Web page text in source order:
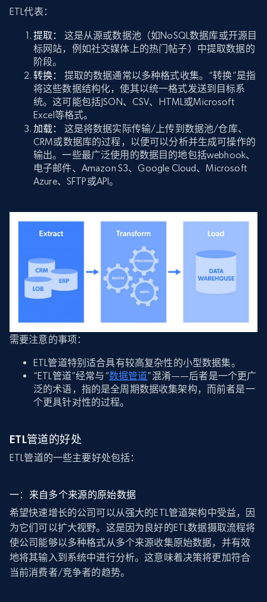
ETL代表：
提取：
这是从源或数据池（如NoSQL数据库或开源目
标网站，例如社交媒体上的热门帖子）中提取数据的
阶段。
转换：
提取的数据通常以多种格式收集。“转换”是指
将这些数据结构化，使其以统一格式发送到目标系
统。这可能包括JSON、CSV、HTML或Microsoft
Excel等格式。
加载：
这是将数据实际传输/上传到数据池/仓库、
CRM或数据库的过程，以便可以分析并生成可操作的
输出。一些最广泛使用的数据目的地包括webhook、
电子邮件、Amazon S3、Google Cloud、Microsoft
Azure、SFTP或API。
需要注意的事项：
ETL管道特别适合具有较高复杂性的小型数据集。
“ETL管道”经常与“数据管道”混淆——后者是一个更广
泛的术语，指的是全周期数据收集架构，而前者是一
个更具针对性的过程。
ETL管道的好处
ETL管道的一些主要好处包括：
一：来自多个来源的原始数据
希望快速增长的公司可以从强大的ETL管道架构中受益，因
为它们可以扩大视野。这是因为良好的ETL数据摄取流程将
使公司能够以多种格式从多个来源收集原始数据，并有效
地将其输入到系统中进行分析。这意味着决策将更加符合
当前消费者/竞争者的趋势。